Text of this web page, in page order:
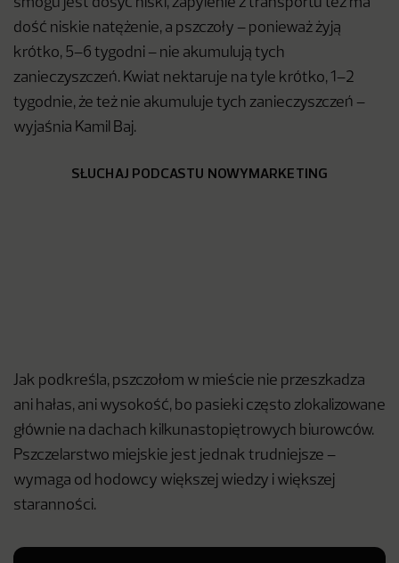
smogu jest dosyć niski, zapylenie z transportu też ma
dość niskie natężenie, a pszczoły – ponieważ żyją
krótko, 5–6 tygodni – nie akumulują tych
zanieczyszczeń. Kwiat nektaruje na tyle krótko, 1–2
tygodnie, że też nie akumuluje tych zanieczyszczeń –
wyjaśnia Kamil Baj.
SŁUCHAJ PODCASTU NOWYMARKETING
Jak podkreśla, pszczołom w mieście nie przeszkadza
ani hałas, ani wysokość, bo pasieki często zlokalizowane
głównie na dachach kilkunastopiętrowych biurowców.
Pszczelarstwo miejskie jest jednak trudniejsze –
wymaga od hodowcy większej wiedzy i większej
staranności.